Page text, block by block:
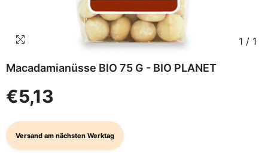
1 / 1
Macadamianüsse BIO 75 G - BIO PLANET
€5,13
Versand am nächsten Werktag